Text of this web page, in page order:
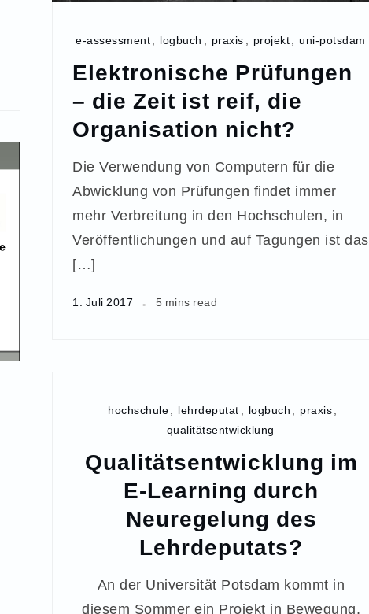
e-assessment logbuch praxis projekt uni-potsdam
Elektronische Prüfungen
– die Zeit ist reif, die
Organisation nicht?
Die Verwendung von Computern für die
Abwicklung von Prüfungen findet immer
mehr Verbreitung in den Hochschulen, in
Veröffentlichungen und auf Tagungen ist das
[…]
1. Juli 2017 5 mins read
hochschule lehrdeputat logbuch praxis
qualitätsentwicklung
Qualitätsentwicklung im
E-Learning durch
Neuregelung des
Lehrdeputats?
An der Universität Potsdam kommt in
diesem Sommer ein Projekt in Bewegung,